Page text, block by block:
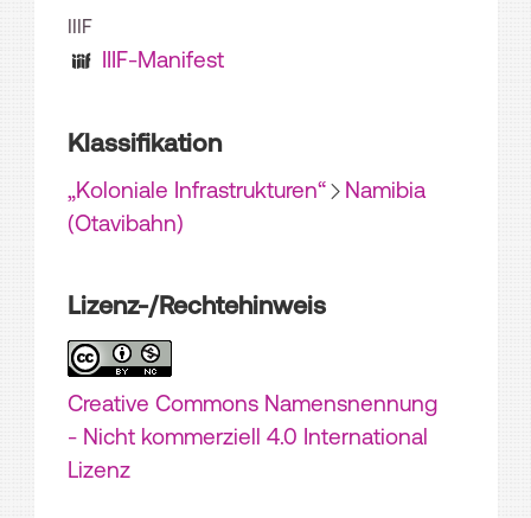
IIIF
IIIF-Manifest
Klassifikation
„Koloniale Infrastrukturen“
Namibia
(Otavibahn)
Lizenz-/Rechtehinweis
Creative Commons Namensnennung
- Nicht kommerziell 4.0 International
Lizenz